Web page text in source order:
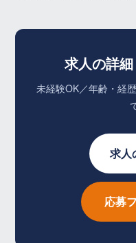
求人の詳
未経験OK／年齢・経
求人
応募